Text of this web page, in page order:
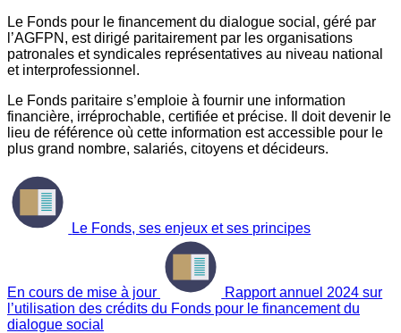
Le Fonds pour le financement du dialogue social, géré par
l’AGFPN, est dirigé paritairement par les organisations
patronales et syndicales représentatives au niveau national
et interprofessionnel.
Le Fonds paritaire s’emploie à fournir une information
financière, irréprochable, certifiée et précise. Il doit devenir le
lieu de référence où cette information est accessible pour le
plus grand nombre, salariés, citoyens et décideurs.
Le Fonds, ses enjeux et ses principes
En cours de mise à jour
Rapport annuel 2024 sur
l’utilisation des crédits du Fonds pour le financement du
dialogue social